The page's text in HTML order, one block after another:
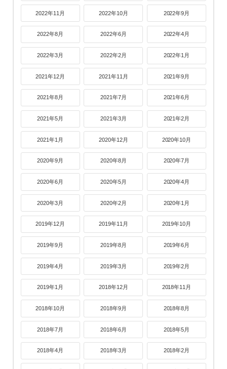
2022年11月 2022年10月 2022年9月
2022年8月 2022年6月 2022年4月
2022年3月 2022年2月 2022年1月
2021年12月 2021年11月 2021年9月
2021年8月 2021年7月 2021年6月
2021年5月 2021年3月 2021年2月
2021年1月 2020年12月 2020年10月
2020年9月 2020年8月 2020年7月
2020年6月 2020年5月 2020年4月
2020年3月 2020年2月 2020年1月
2019年12月 2019年11月 2019年10月
2019年9月 2019年8月 2019年6月
2019年4月 2019年3月 2019年2月
2019年1月 2018年12月 2018年11月
2018年10月 2018年9月 2018年8月
2018年7月 2018年6月 2018年5月
2018年4月 2018年3月 2018年2月